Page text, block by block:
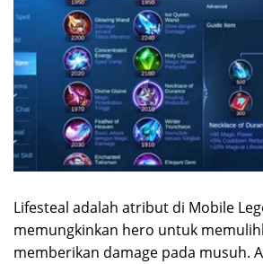
Lifesteal adalah atribut di Mobile
memungkinkan hero untuk
memberikan damage pada musuh.